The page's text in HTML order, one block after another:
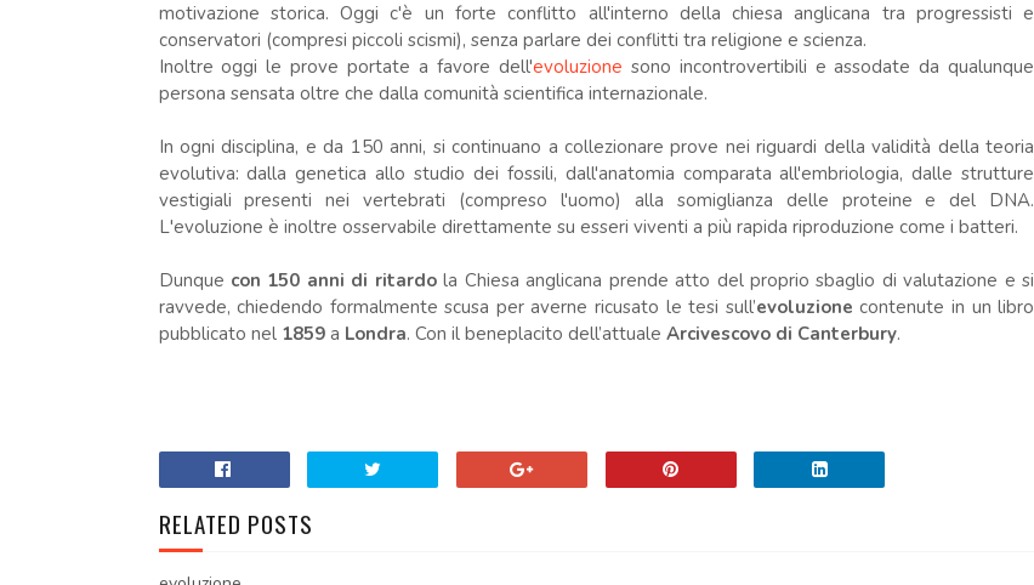
motivazione storica. Oggi c'è un forte conflitto all'interno della chiesa anglicana tra progressisti e
conservatori (compresi piccoli scismi), senza parlare dei conflitti tra religione e scienza.
Inoltre oggi le prove portate a favore dell'evoluzione sono incontrovertibili e assodate da qualunque
persona sensata oltre che dalla comunità scientifica internazionale.
In ogni disciplina, e da 150 anni, si continuano a collezionare prove nei riguardi della validità della teoria
evolutiva: dalla genetica allo studio dei fossili, dall'anatomia comparata all'embriologia, dalle strutture
vestigiali presenti nei vertebrati (compreso l'uomo) alla somiglianza delle proteine e del DNA.
L'evoluzione è inoltre osservabile direttamente su esseri viventi a più rapida riproduzione come i batteri.
Dunque con 150 anni di ritardola Chiesa anglicana prende atto del proprio sbaglio di valutazione e si
ravvede, chiedendo formalmente scusa per averne ricusato le tesi sull’evoluzione contenute in un libro
pubblicato nel 1859a Londra. Con il beneplacito dell’attuale Arcivescovo di Canterbury.
RELATED POSTS